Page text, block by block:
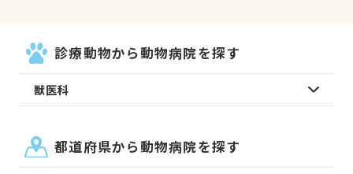
診療動物から動物病院を探す
獣医科
都道府県から動物病院を探す